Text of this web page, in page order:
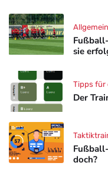
sie
Allgemein
Der
Tipps für
doch?